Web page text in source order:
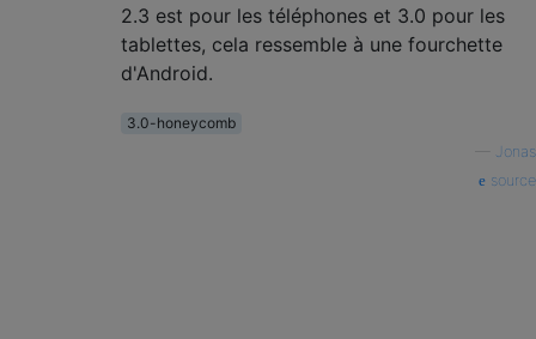
2.3 est pour les téléphones et 3.0 pour les
tablettes, cela ressemble à une fourchette
d'Android.
3.0-honeycomb
Jonas
source